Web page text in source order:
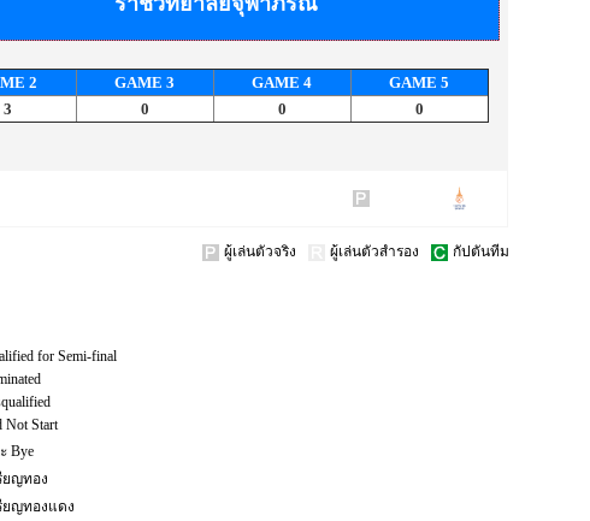
2 GAME 3 GAME 4 GAME 5
3 0 0 0
ผู้เล่นตัวจริง ผู้เล่นตัวสำรอง กัปตันทีม
for Semi-final
Not Start
Bye
ยญทอง
ยญทองแดง